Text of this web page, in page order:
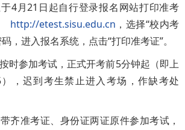
4月21日起自行登录报名网站打印准考
http://etest.sisu.edu.cn ，选择“校内考
，进入报名系统，点击“打印准考证”。
时参加考试，正式开考前5分钟起（即上
，迟到考生禁止进入考场，作缺考处
齐准考证、身份证两证原件参加考试，